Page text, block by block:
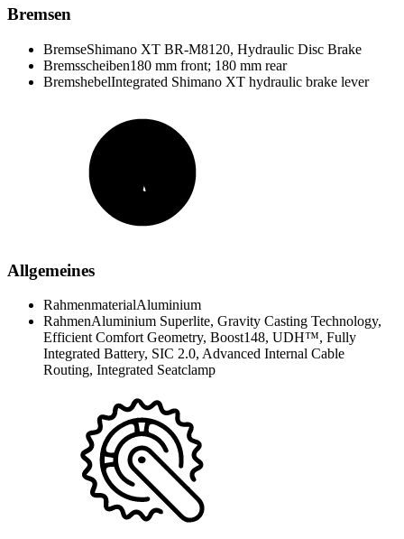
Bremsen
BremseShimano XT BR-M8120, Hydraulic Disc Brake
Bremsscheiben180 mm front; 180 mm rear
BremshebelIntegrated Shimano XT hydraulic brake lever
Allgemeines
RahmenmaterialAluminium
RahmenAluminium Superlite, Gravity Casting Technology,
Efficient Comfort Geometry, Boost148, UDH™, Fully
Integrated Battery, SIC 2.0, Advanced Internal Cable
Routing, Integrated Seatclamp